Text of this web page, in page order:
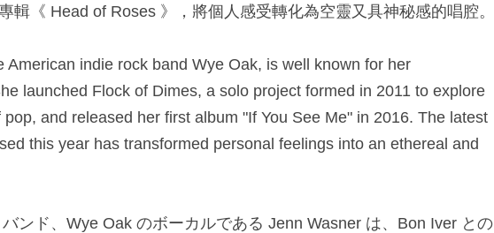
輯《 Head of Roses 》，將個人感受轉化為空靈又具神秘感的唱腔。​
American indie rock band Wye Oak, is well known for her
launched Flock of Dimes, a solo project formed in 2011 to explore
and released her first album "If You See Me" in 2016. The latest
this year has transformed personal feelings into an ethereal and
ンド、Wye Oak のボーカルである Jenn Wasner は、Bon Iver との